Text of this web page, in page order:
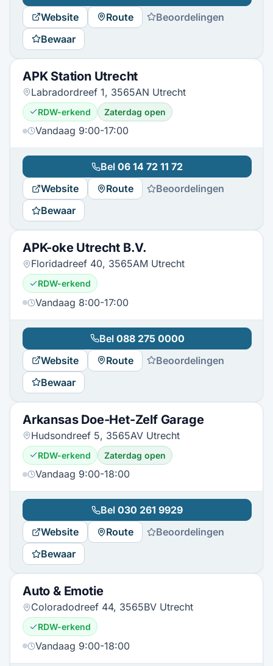
Website
Route
Beoordelingen
Bewaar
APK Station Utrecht
Labradordreef 1, 3565AN Utrecht
RDW-erkend Zaterdag open
Vandaag 9:00-17:00
Bel 06 14 72 11 72
Website
Route
Beoordelingen
Bewaar
APK-oke Utrecht B.V.
Floridadreef 40, 3565AM Utrecht
RDW-erkend
Vandaag 8:00-17:00
Bel 088 275 0000
Website
Route
Beoordelingen
Bewaar
Arkansas Doe-Het-Zelf Garage
Hudsondreef 5, 3565AV Utrecht
RDW-erkend Zaterdag open
Vandaag 9:00-18:00
Bel 030 261 9929
Website
Route
Beoordelingen
Bewaar
Auto & Emotie
Coloradodreef 44, 3565BV Utrecht
RDW-erkend
Vandaag 9:00-18:00